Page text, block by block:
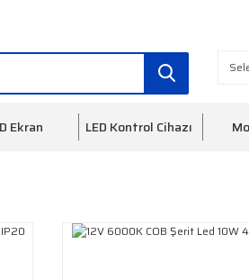
Ekran LED Kontrol Cihazı